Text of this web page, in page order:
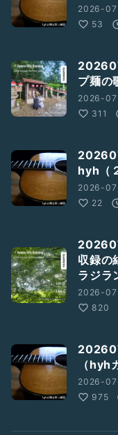
2026-
53
プ麺の
2026-
311
hyh（
2026-
22
収録の
ラジラ
2026-
820
（hyh
2026-
975